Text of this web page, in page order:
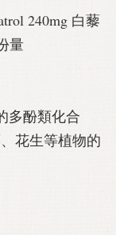
240mg 白藜
量
多酚類化合
花生等植物的